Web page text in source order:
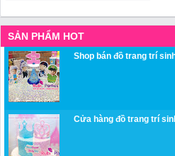
SẢN PHẨM HOT
Shop bán đồ trang trí
Cửa hàng đồ trang trí